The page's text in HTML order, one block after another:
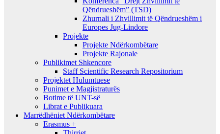
Qëndrueshëm” (TSD)
Zhurnali i Zhvillimit të Qëndrueshëm i
Europes Jug-Lindore
Projekte
Projekte Ndërkombëtare
Projekte Rajonale
Publikimet Shkencore
Staff Scientific Research Repositorium
Projektet Hulumtuese
Punimet e Magjistraturës
Botime të UNT-së
Librat e Publikuara
Marrëdhëniet Ndërkombëtare
Erasmus +